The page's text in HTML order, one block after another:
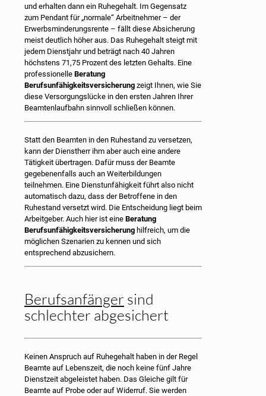
und erhalten dann ein Ruhegehalt. Im Gegensatz
zum Pendant für „normale“ Arbeitnehmer – der
Erwerbsminderungsrente – fällt diese Absicherung
meist deutlich höher aus. Das Ruhegehalt steigt mit
jedem Dienstjahr und beträgt nach 40 Jahren
höchstens 71,75 Prozent des letzten Gehalts. Eine
professionelle Beratung
Berufsunfähigkeitsversicherung zeigt Ihnen, wie Sie
diese Versorgungslücke in den ersten Jahren Ihrer
Beamtenlaufbahn sinnvoll schließen können.
Statt den Beamten in den Ruhestand zu versetzen,
kann der Dienstherr ihm aber auch eine andere
Tätigkeit übertragen. Dafür muss der Beamte
gegebenenfalls auch an Weiterbildungen
teilnehmen. Eine Dienstunfähigkeit führt also nicht
automatisch dazu, dass der Betroffene in den
Ruhestand versetzt wird. Die Entscheidung liegt beim
Arbeitgeber. Auch hier ist eine Beratung
Berufsunfähigkeitsversicherung hilfreich, um die
möglichen Szenarien zu kennen und sich
entsprechend abzusichern.
Berufsanfänger sind
schlechter abgesichert
Keinen Anspruch auf Ruhegehalt haben in der Regel
Beamte auf Lebenszeit, die noch keine fünf Jahre
Dienstzeit abgeleistet haben. Das Gleiche gilt für
Beamte auf Probe oder auf Widerruf. Sie werden